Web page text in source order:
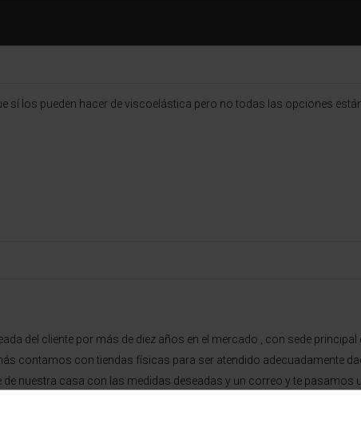
sí los pueden hacer de viscoelástica pero no todas las opciones
del cliente por más de diez años en el mercado , con sede principal
contamos con tiendas físicas para ser atendido adecuadamente
nuestra casa con las medidas deseadas y un correo y te pasamos